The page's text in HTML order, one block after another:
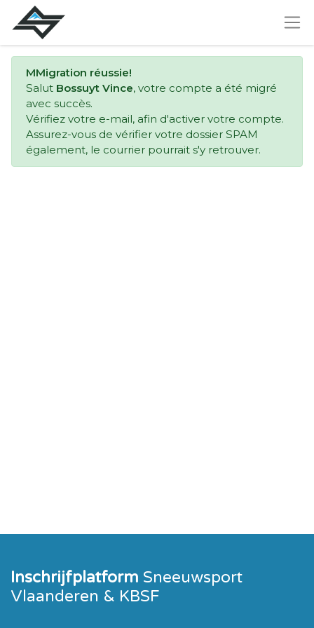
MMigration réussie!
Salut Bossuyt Vince, votre compte a été migré
avec succès.
Vérifiez votre e-mail, afin d'activer votre compte.
Assurez-vous de vérifier votre dossier SPAM
également, le courrier pourrait s'y retrouver.
Inschrijfplatform Sneeuwsport
Vlaanderen & KBSF